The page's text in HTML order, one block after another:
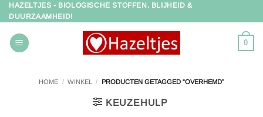
Ga
naar
inhoud
HAZELTJES - BIOLOGISCHE STOFFEN. BLIJHEID &
DUURZAAMHEID!
0
HOME / WINKEL / PRODUCTEN GETAGGED “OVERHEMD”
KEUZEHULP